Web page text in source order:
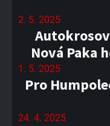
2. 5. 2025
Nová Paka
1. 5. 2025
Pro
24. 4. 2025